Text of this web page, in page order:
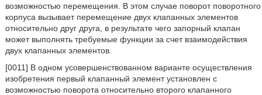
возможностью перемещения. В этом случае поворот поворотного
корпуса вызывает перемещение двух клапанных элементов
относительно друг друга, в результате чего запорный клапан
может выполнять требуемые функции за счет взаимодействия
двух клапанных элементов.
[0011] В одном усовершенствованном варианте осуществления
изобретения первый клапанный элемент установлен с
возможностью поворота относительно второго клапанного